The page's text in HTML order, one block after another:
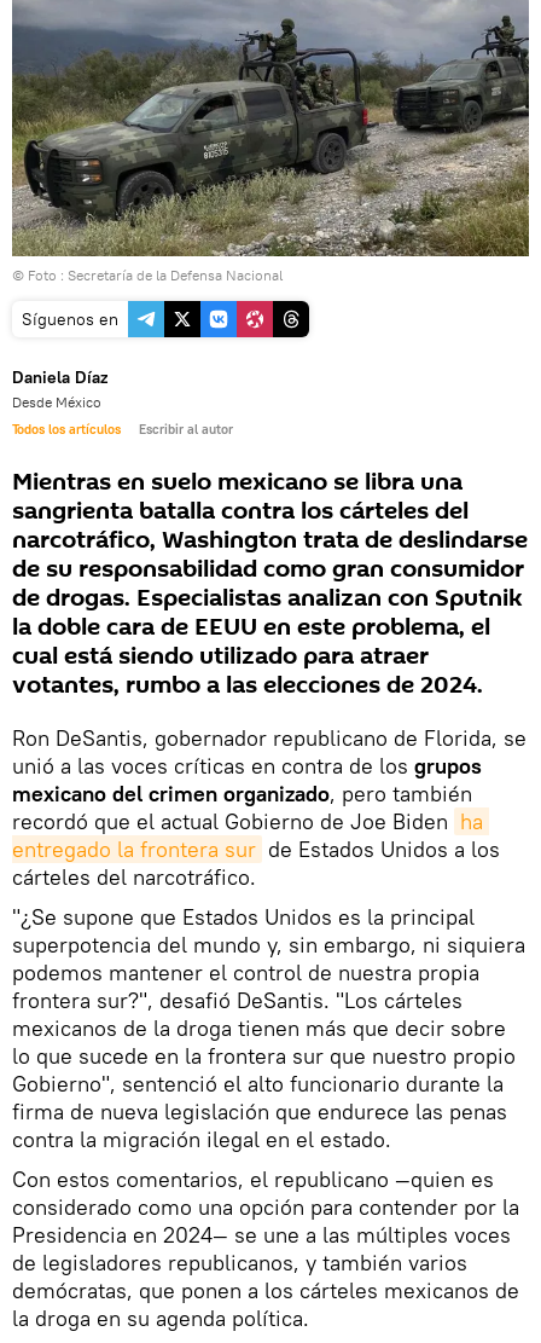
© Foto : Secretaría de la Defensa Nacional
Síguenos en
Daniela Díaz
Desde México
Todos los artículos Escribir al autor
Mientras en suelo mexicano se libra una
sangrienta batalla contra los cárteles del
narcotráfico, Washington trata de deslindarse
de su responsabilidad como gran consumidor
de drogas. Especialistas analizan con Sputnik
la doble cara de EEUU en este problema, el
cual está siendo utilizado para atraer
votantes, rumbo a las elecciones de 2024.
Ron DeSantis, gobernador republicano de Florida, se
unió a las voces críticas en contra de los grupos
mexicano del crimen organizado, pero también
recordó que el actual Gobierno de Joe Biden ha
entregado la frontera sur de Estados Unidos a los
cárteles del narcotráfico.
"¿Se supone que Estados Unidos es la principal
superpotencia del mundo y, sin embargo, ni siquiera
podemos mantener el control de nuestra propia
frontera sur?", desafió DeSantis. "Los cárteles
mexicanos de la droga tienen más que decir sobre
lo que sucede en la frontera sur que nuestro propio
Gobierno", sentenció el alto funcionario durante la
firma de nueva legislación que endurece las penas
contra la migración ilegal en el estado.
Con estos comentarios, el republicano —quien es
considerado como una opción para contender por la
Presidencia en 2024— se une a las múltiples voces
de legisladores republicanos, y también varios
demócratas, que ponen a los cárteles mexicanos de
la droga en su agenda política.